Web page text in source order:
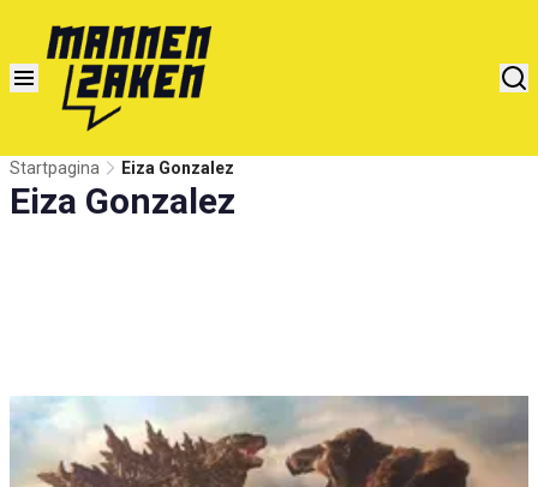
Startpagina Eiza Gonzalez
Eiza Gonzalez